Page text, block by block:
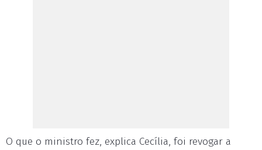
O que o ministro fez, explica Cecília, foi revogar a